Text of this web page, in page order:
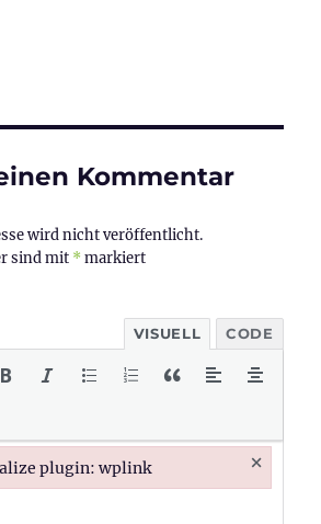
Kommentar
wird nicht veröffentlicht.
sind mit *markiert
VISUELL CODE
plugin: wplink ×
plugin: wplink